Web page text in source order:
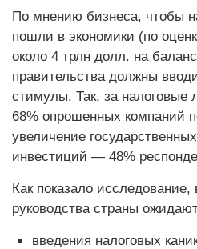
По мнению бизнеса, чтобы
пошли в экономики (по
около 4 трлн долл. на
правительства должны
стимулы. Так, за налоговые
68% опрошенных компаний
увеличение
инвестиций — 48%
Как показало исследование,
руководства страны
введения налоговых